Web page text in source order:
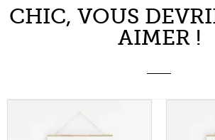
CHIC, VOUS
AIMER !